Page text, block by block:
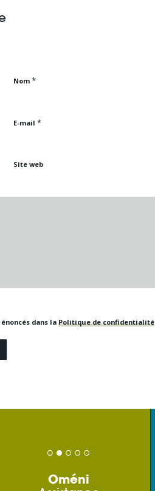
Nom *
E-mail *
Site web
dans la Politique de confidentialité
Oméni